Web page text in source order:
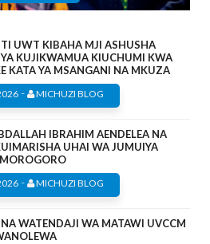
UWT KIBAHA MJI ASHUSHA
KUJIKWAMUA KIUCHUMI KWA
KATA YA MSANGANI NA MKUZA
- MICHUZI BLOG
IBRAHIM AENDELEA NA
UHAI WA JUMUIYA
- MICHUZI BLOG
WATENDAJI WA MATAWI UVCCM